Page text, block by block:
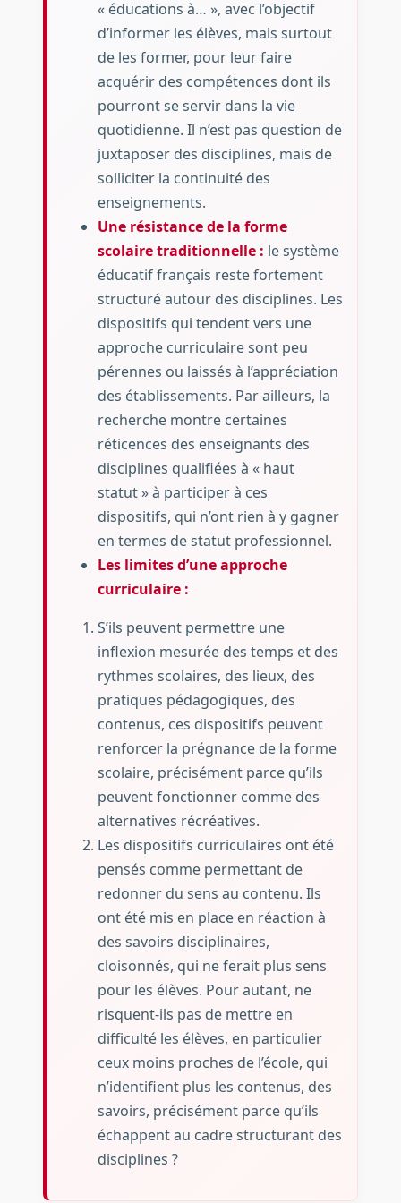
« éducations à… », avec l’objectif
d’informer les élèves, mais surtout
de les former, pour leur faire
acquérir des compétences dont ils
pourront se servir dans la vie
quotidienne. Il n’est pas question de
juxtaposer des disciplines, mais de
solliciter la continuité des
enseignements.
Une résistance de la forme
scolaire traditionnelle : le système
éducatif français reste fortement
structuré autour des disciplines. Les
dispositifs qui tendent vers une
approche curriculaire sont peu
pérennes ou laissés à l’appréciation
des établissements. Par ailleurs, la
recherche montre certaines
réticences des enseignants des
disciplines qualifiées à « haut
statut » à participer à ces
dispositifs, qui n’ont rien à y gagner
en termes de statut professionnel.
Les limites d’une approche
curriculaire :
S’ils peuvent permettre une
inflexion mesurée des temps et des
rythmes scolaires, des lieux, des
pratiques pédagogiques, des
contenus, ces dispositifs peuvent
renforcer la prégnance de la forme
scolaire, précisément parce qu’ils
peuvent fonctionner comme des
alternatives récréatives.
Les dispositifs curriculaires ont été
pensés comme permettant de
redonner du sens au contenu. Ils
ont été mis en place en réaction à
des savoirs disciplinaires,
cloisonnés, qui ne ferait plus sens
pour les élèves. Pour autant, ne
risquent-ils pas de mettre en
difficulté les élèves, en particulier
ceux moins proches de l’école, qui
n’identifient plus les contenus, des
savoirs, précisément parce qu’ils
échappent au cadre structurant des
disciplines ?